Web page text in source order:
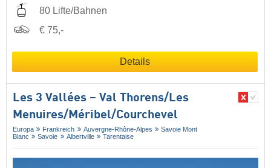
80 Lifte/Bahnen
€ 75,-
Details
Les 3 Vallées – Val Thorens/​Les
Menuires/​Méribel/​Courchevel
Europa Frankreich Auvergne-Rhône-Alpes
Savoie Mont
Blanc
Savoie Albertville Tarentaise